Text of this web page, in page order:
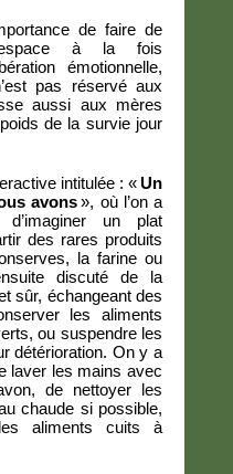
de faire de
à la fois
émotionnelle,
pas réservé aux
aussi aux mères
de la survie jour
intitulée : «Un
avons», où l’on a
un plat
des rares produits
la farine ou
discuté de la
sûr, échangeant des
les aliments
ou suspendre les
détérioration. On y a
laver les mains avec
de nettoyer les
chaude si possible,
aliments cuits à